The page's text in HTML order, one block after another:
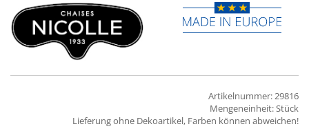
Artikelnummer: 29816
Mengeneinheit: Stück
Lieferung ohne Dekoartikel, Farben können abweichen!